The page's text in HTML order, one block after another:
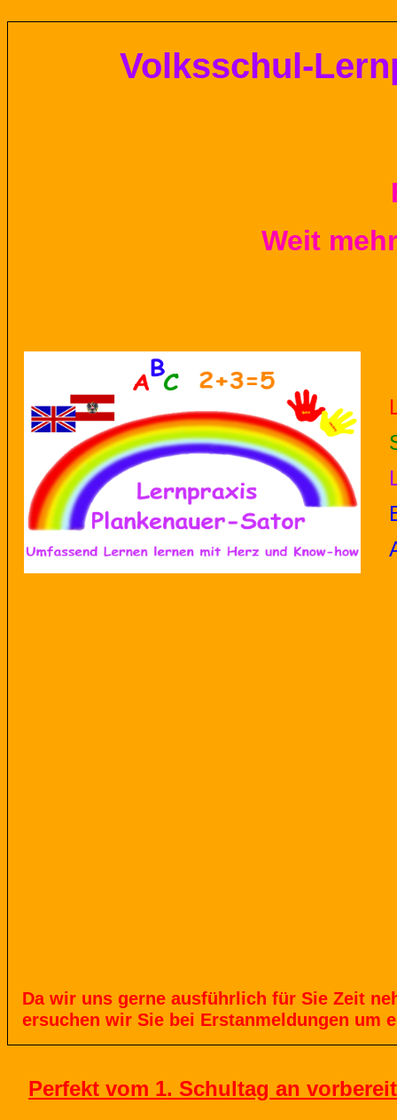
Volksschul-Lern
Weit
Dawir uns gerne ausführlich für Sie Zeit
ersuchen wir Sie bei Erstanmeldungen um
Perfekt vom 1. Schultag an